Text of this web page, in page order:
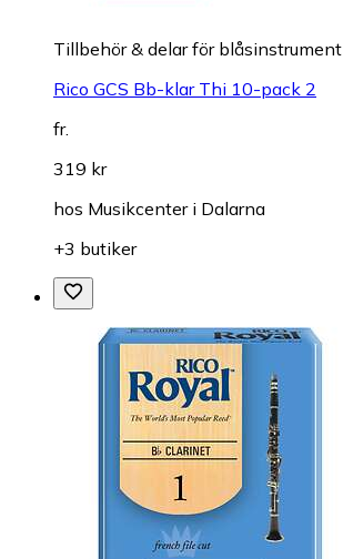
Tillbehör & delar för blåsinstrument
Rico GCS Bb-klar Thi 10-pack 2
fr.
319 kr
hos Musikcenter i Dalarna
+3 butiker